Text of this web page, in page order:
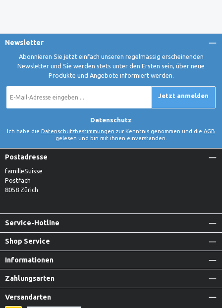
Newsletter
Abonnieren Sie jetzt einfach unseren regelmässig erscheinenden
Newsletter und Sie werden stets unter den Ersten sein, über neue
Produkte und Angebote informiert werden.
Mail-
Jetzt anmelden
Datenschutz
Ich habe die Datenschutzbestimmungen zur Kenntnis genommen und die AGB
gelesen und bin mit ihnen einverstanden.
Postadresse
familleSuisse
Postfach
8058 Zürich
Service-Hotline
Shop Service
Informationen
Zahlungsarten
Versandarten